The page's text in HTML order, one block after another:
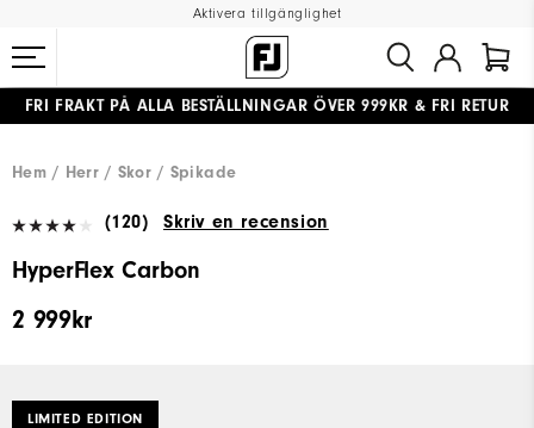
Aktivera tillgänglighet
FRI FRAKT PÅ ALLA BESTÄLLNINGAR ÖVER 999KR
Hem Herr Skor Spikade
(120) Skriv en recension
HyperFlex Carbon
2 999kr
LIMITED EDITION